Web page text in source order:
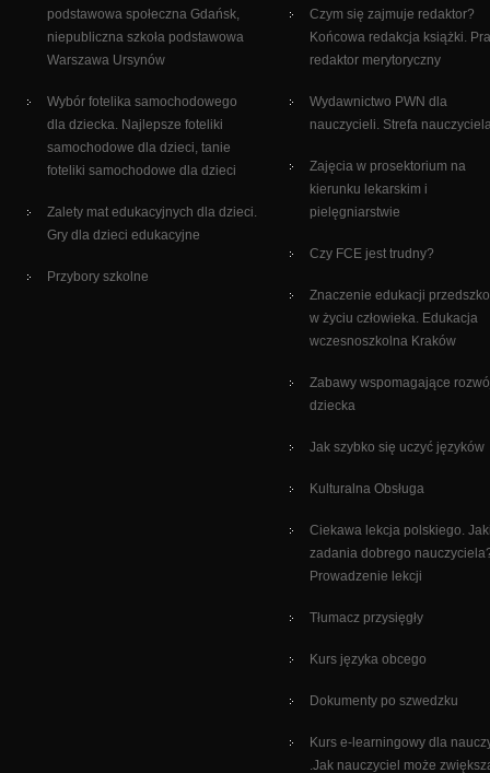
podstawowa społeczna Gdańsk,
niepubliczna szkoła podstawowa
Warszawa Ursynów
Wybór fotelika samochodowego
dla dziecka. Najlepsze foteliki
samochodowe dla dzieci, tanie
foteliki samochodowe dla dzieci
Zalety mat edukacyjnych dla dzieci.
Gry dla dzieci edukacyjne
Przybory szkolne
Czym się zajmuje redaktor?
Końcowa redakcja książki.
redaktor merytoryczny
Wydawnictwo PWN dla
nauczycieli. Strefa
Zajęcia w prosektorium na
kierunku lekarskim i
pielęgniarstwie
Czy FCE jest trudny?
Znaczenie edukacji
w życiu człowieka. Edukacja
wczesnoszkolna Kraków
Zabawy wspomagające
dziecka
Jak szybko się uczyć języków
Kulturalna Obsługa
Ciekawa lekcja polskiego.
zadania dobrego
Prowadzenie lekcji
Tłumacz przysięgły
Kurs języka obcego
Dokumenty po szwedzku
Kurs e-learningowy dla
.Jak nauczyciel może